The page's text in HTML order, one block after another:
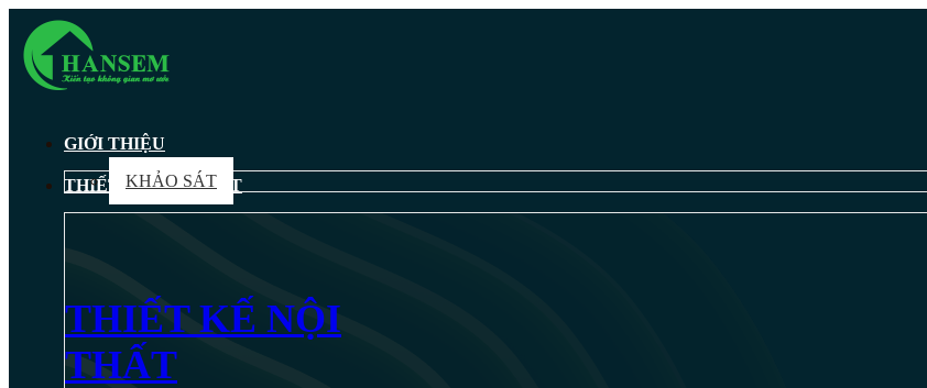
GIỚI THIỆU
KHẢO SÁT
THIẾT KẾ NỘI THẤT
THIẾT KẾ NỘI
THẤT